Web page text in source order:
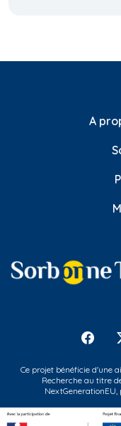
A
Ce projet bénéficie d'une
Recherche au titre